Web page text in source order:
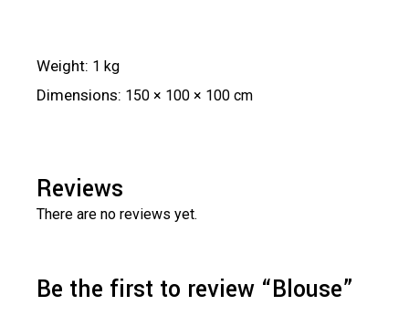
Weight 1 kg
Dimensions 150 × 100 × 100 cm
Reviews
There are no reviews yet.
Be the first to review “Blouse”